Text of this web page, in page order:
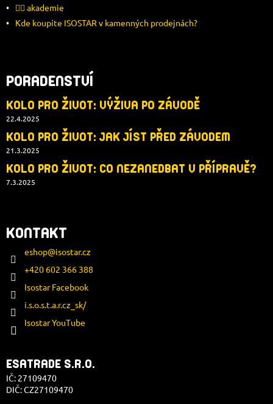
🚴‍♂️ akademie
Kde koupíte ISOSTAR v kamenných prodejnách?
PORADENSTVÍ
KOLO PRO ŽIVOT: VÝŽIVA PO ZÁVODĚ
22.4.2025
KOLO PRO ŽIVOT: JAK JÍST PŘED ZÁVODEM
21.3.2025
KOLO PRO ŽIVOT: CO NEZANEDBAT V PŘÍPRAVĚ?
7.3.2025
KONTAKT
eshop@isostar.cz
+420 602 366 388
Isostar Facebook
i.s.o.s.t.a.r.cz_sk/
Isostar YouTube
ESATRADE S.R.O.
IČ: 27109470
DIČ: CZ27109470